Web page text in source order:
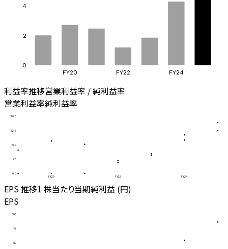
0
2
4
FY20 FY22 FY24
利益率推移営業利益率 / 純利益率
営業利益率純利益率
0.0
7.5
15.0
22.5
30.0
FY20 FY22 FY24
EPS 推移1 株当たり当期純利益 (円)
EPS
50
75
100